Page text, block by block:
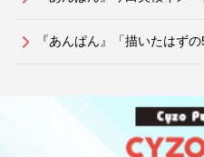
『あんぱん』「描いたはず